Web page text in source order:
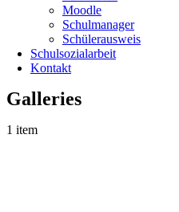
Moodle
Schulmanager
Schülerausweis
Schulsozialarbeit
Kontakt
Galleries
1 item